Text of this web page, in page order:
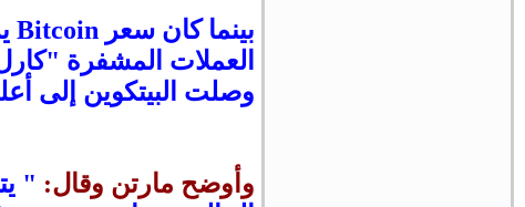
العملات المشفرة
وصلت البيتكوين إلى
وأوضح مارتن وقال: